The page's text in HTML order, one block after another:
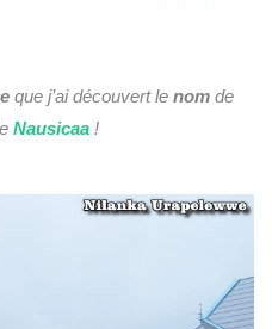
que j’ai découvert le nomde
Nausicaa !